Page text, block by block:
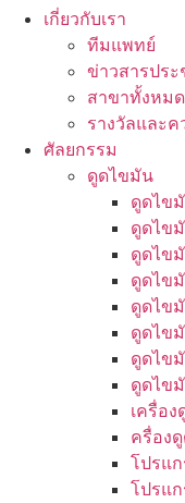
เกี่ยวกับเรา
ทีมแพทย์
ข่าวสารปร
สาขาทั้งหมด
รางวัลและค
ศัลยกรรม
ดูดไขมัน
ดูดไข
ดูดไข
ดูดไข
ดูดไข
ดูดไข
ดูดไข
ดูดไข
ดูดไข
เครื่อ
ครื่อง
โปรแ
โปรแ